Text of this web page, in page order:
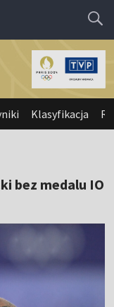
Klasyfikacja
bez medalu IO